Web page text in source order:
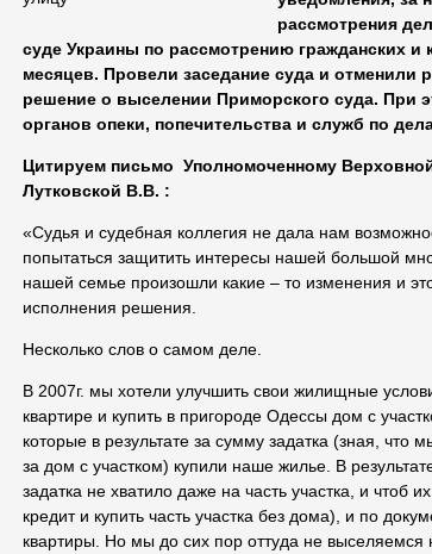
рассмотрения
суде Украины по рассмотрению гражданских и
месяцев. Провели заседание суда и отменили
решение о выселении Приморского суда. При
органов опеки, попечительства и служб по
Цитируем письмо Уполномоченному
Лутковской В.В. :
«Судья и судебная коллегия не дала нам
попытаться защитить интересы нашей большой
нашей семье произошли какие – то изменения и
исполнения решения.
Несколько слов о самом деле.
В 2007г. мы хотели улучшить свои жилищные
квартире и купить в пригороде Одессы дом с
которые в результате за сумму задатка (зная, что
за дом с участком) купили наше жилье. В
задатка не хватило даже на часть участка, и чтоб
кредит и купить часть участка без дома), и по
квартиры. Но мы до сих пор оттуда не выселяемся